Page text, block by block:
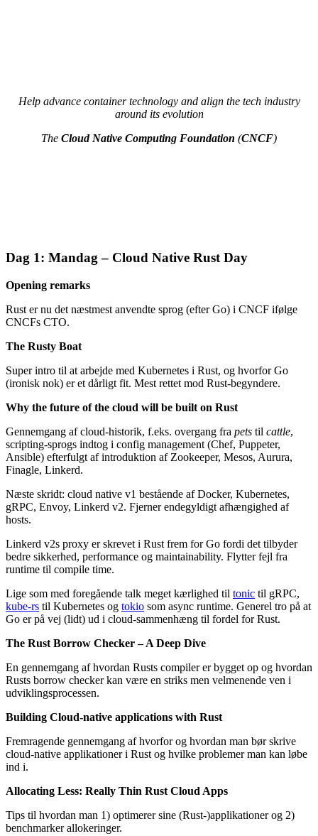
Help advance container technology and align the tech industry
around its evolution
The Cloud Native Computing Foundation (CNCF)
Dag 1: Mandag – Cloud Native Rust Day
Opening remarks
Rust er nu det næstmest anvendte sprog (efter Go) i CNCF ifølge
CNCFs CTO.
The Rusty Boat
Super intro til at arbejde med Kubernetes i Rust, og hvorfor Go
(ironisk nok) er et dårligt fit. Mest rettet mod Rust-begyndere.
Why the future of the cloud will be built on Rust
Gennemgang af cloud-historik, f.eks. overgang fra pets til cattle,
scripting-sprogs indtog i config management (Chef, Puppeter,
Ansible) efterfulgt af introduktion af Zookeeper, Mesos, Aurura,
Finagle, Linkerd.
Næste skridt: cloud native v1 bestående af Docker, Kubernetes,
gRPC, Envoy, Linkerd v2. Fjerner endegyldigt afhængighed af
hosts.
Linkerd v2s proxy er skrevet i Rust frem for Go fordi det tilbyder
bedre sikkerhed, performance og maintainability. Flytter fejl fra
runtime til compile time.
Lige som med foregående talk meget kærlighed til tonic til gRPC,
kube-rs til Kubernetes og tokio som async runtime. Generel tro på at
Go er på vej (lidt) ud i cloud-sammenhæng til fordel for Rust.
The Rust Borrow Checker – A Deep Dive
En gennemgang af hvordan Rusts compiler er bygget op og hvordan
Rusts borrow checker kan være en striks men velmenende ven i
udviklingsprocessen.
Building Cloud-native applications with Rust
Fremragende gennemgang af hvorfor og hvordan man bør skrive
cloud-native applikationer i Rust og hvilke problemer man kan løbe
ind i.
Allocating Less: Really Thin Rust Cloud Apps
Tips til hvordan man 1) optimerer sine (Rust-)applikationer og 2)
benchmarker allokeringer.